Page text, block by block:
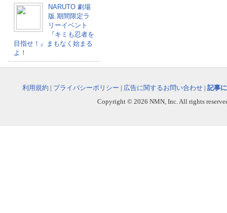
NARUTO 劇場
版.期間限定ラ
リーイベント
『キミも忍者を
目指せ！』まもなく始まる
よ！
利用規約 | プライバシーポリシー | 広告に関するお問い合わせ | 記事
Copyright © 2026 NMN, Inc. All rights